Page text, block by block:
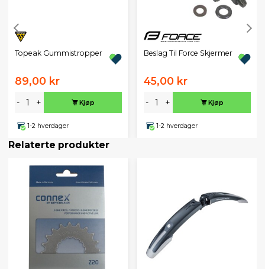
Topeak Gummistropper
89,00 kr
- + Kjøp
1-2 hverdager
Beslag Til Force Skjermer
45,00 kr
- + Kjøp
1-2 hverdager
Relaterte produkter